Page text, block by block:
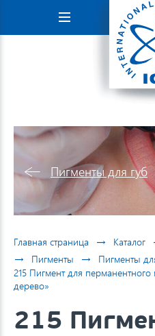
Навигация
Пигменты для губ
Главная страница → Каталог
→ Пигменты → Пигменты
215 Пигмент для
дерево»
215